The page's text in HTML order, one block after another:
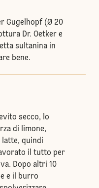
Gugelhopf (Ø 20
Dr. Oetker e
sultanina in
bene.
secco, lo
di limone,
quindi
il tutto per
Dopo altri 10
e il burro